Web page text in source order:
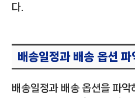
다.
배송일정과 배송 옵션 파
배송일정과 배송 옵션을 파